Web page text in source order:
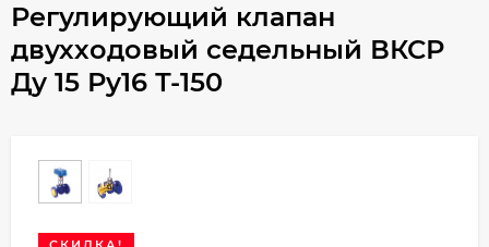
Регулирующий клапан
двухходовый седельный ВКСР
Ду 15 Ру16 Т-150